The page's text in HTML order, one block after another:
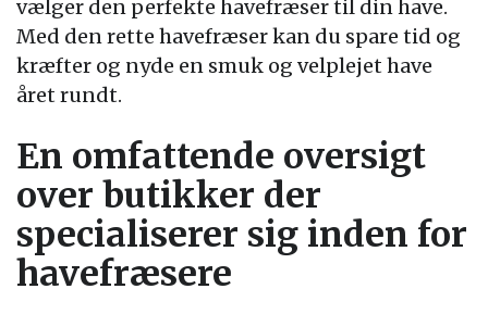
vælger den perfekte havefræser til din have.
Med den rette havefræser kan du spare tid og
kræfter og nyde en smuk og velplejet have
året rundt.
En omfattende oversigt
over butikker der
specialiserer sig inden for
havefræsere